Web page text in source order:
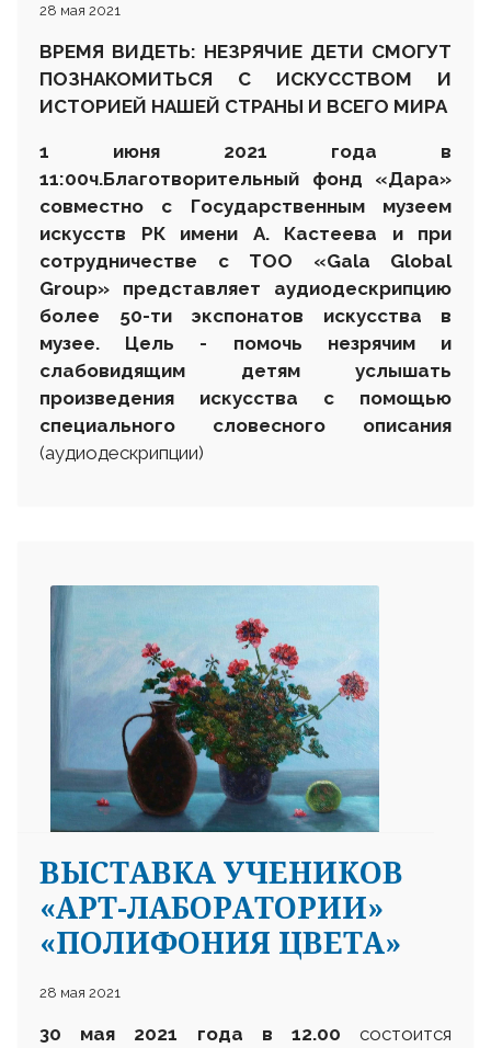
28 мая 2021
ВРЕМЯ ВИДЕТЬ: НЕЗРЯЧИЕ ДЕТИ СМОГУТ
ПОЗНАКОМИТЬСЯ С ИСКУССТВОМ И
ИСТОРИЕЙ НАШЕЙ СТРАНЫ И ВСЕГО МИРА
1 июня 2021 года в
11:00ч.Благотворительный фонд «Дара»
совместно с Государственным музеем
искусств РК имени А. Кастеева и при
сотрудничестве с ТОО «Gala Global
Group» представляет аудиодескрипцию
более 50-ти экспонатов искусства в
музее. Цель - помочь незрячим и
слабовидящим детям услышать
произведения искусства с помощью
специального словесного описания
(аудиодескрипции)
ВЫСТАВКА УЧЕНИКОВ
«АРТ-ЛАБОРАТОРИИ»
«ПОЛИФОНИЯ ЦВЕТА»
28 мая 2021
30 мая 2021 года в 12.00 состоится